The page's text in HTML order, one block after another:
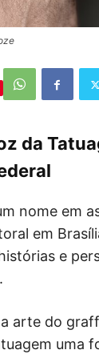
da
nome em
em
e
arte do
uma